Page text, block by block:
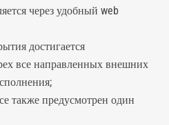
через удобный web
достигается
все направленных внешних
также предусмотрен один